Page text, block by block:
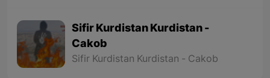
Sifir Kurdistan Kurdistan -
Cakob
Sifir Kurdistan Kurdistan - Cakob